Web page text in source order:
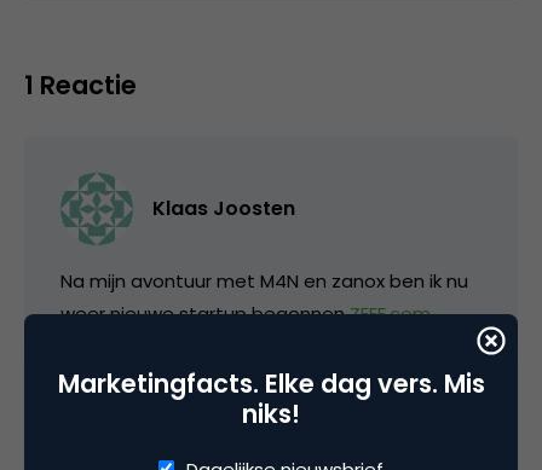
1 Reactie
Klaas Joosten
Na mijn avontuur met M4N en zanox ben ik nu
weer nieuwe startup begonnenZEEF.com.
Dit is een international model wat je kunt
vergelijken met Startpagina.nl, maar dan met
Marketingfacts. Elke dag vers. Mis
niks!